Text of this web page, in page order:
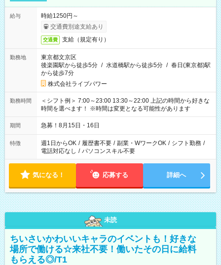
給与
時給1250円～
交通費別途支給あり
交通費 支給（規定有り）
勤務地
東京都文京区
後楽園駅から徒歩5分 / 水道橋駅から徒歩5分 / 春日(東京都)駅
から徒歩7分
株式会社ライブパワー
勤務時間
＜シフト例＞ 7:00～23:00 13:30～22:00 上記の時間から好きな
時間を選べます！ ※時間は変更となる可能性があります
期間 急募！8月15日・16日
特徴 週1日からOK / 履歴書不要 / 副業・WワークOK / シフト勤務 /
電話対応なし / パソコンスキル不要
気になる！ 応募する 詳細へ
未読
ちいさいかわいいキャラのイベントも！好きな
場所で働ける☆来社不要！働いたその日に給料
もらえる◎/T1